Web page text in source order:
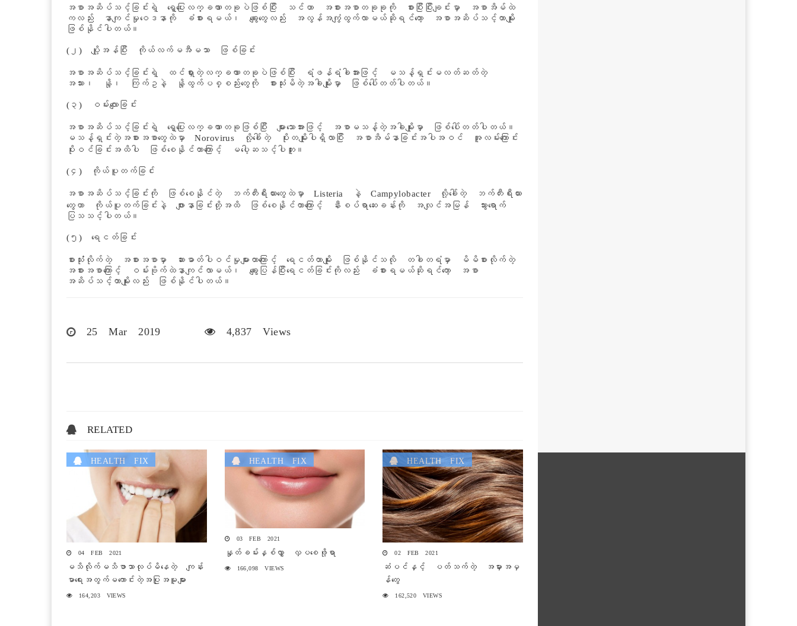
အစာအဆိပ်သင့်ခြင်းရဲ့ ရှေ့ပြေးလက္ခဏာတခုပဲဖြစ်ပြီး သင်ဟာ အစားအစာတခုခုကို စားပြီးပြီးချင်းမှာ အစာအိမ်ထဲ
ကလည်း နာကျင်မှုဝေဒနာကို ခံစားရမယ်၊ ချွေးတွေလည်း အလွန်အကျွံထွက်လာမယ်ဆိုရင်တော့ အစာအဆိပ်သင့်တာမျိုး
ဖြစ်နိုင်ပါတယ်။
(၂) ပျို့အန်ပြီး ကိုယ်လက်မအီမသာ ဖြစ်ခြင်း
အစာအဆိပ်သင့်ခြင်းရဲ့ ထင်ရှားတဲ့လက္ခဏာတခုပဲဖြစ်ပြီး ရံဖန်ရံခါအားဖြင့် မသန့်ရှင်းမလတ်ဆတ်တဲ့
အသား၊ နို့၊ ကြက်ဥနဲ့ နို့ထွက်ပစ္စည်းတွေကို စားသုံးမိတဲ့အခါမျိုးမှာ ဖြစ်ပေါ်တတ်ပါတယ်။
(၃) ဝမ်းလျောခြင်း
အစာအဆိပ်သင့်ခြင်းရဲ့ ရှေ့ပြေးလက္ခဏာတခုဖြစ်ပြီး များသောအားဖြင့် အစာမသန့်တဲ့အခါမျိုးမှာ ဖြစ်ပေါ်တတ်ပါတယ်။
မသန့်ရှင်းတဲ့အစားအစာတွေထဲမှာ Norovirus လို့ခေါ်တဲ့ ပိုးတမျိုးပါရှိလာပြီး အစာအိမ်နာခြင်းအပါအဝင် အူလမ်းကြောင်း
ပိုးဝင်ခြင်းအထိပါ ဖြစ်စေနိုင်တာကြောင့် မပေါ့ဆသင့်ပါဘူး။
(၄) ကိုယ်ပူတက်ခြင်း
အစာအဆိပ်သင့်ခြင်းကို ဖြစ်စေနိုင်တဲ့ ဘက်တီးရီးယားတွေထဲမှာ Listeria နဲ့ Campylobacter လို့ခေါ်တဲ့ ဘက်တီးရီးယား
တွေဟာ ကိုယ်ပူတက်ခြင်းနဲ့ ဖျားနာခြင်းတို့အထိ ဖြစ်စေနိုင်တာကြောင့် နီးစပ်ရာဆေးခန်းကို အလျင်အမြန် သွားရောက်
ပြသသင့်ပါတယ်။
(၅) ရေငတ်ခြင်း
စားသုံံးလိုက်တဲ့ အစားအစာမှာ ဆားဓာတ်ပါဝင်မှုများတာကြောင့် ရေငတ်တာမျိုး ဖြစ်နိုင်သလို တခါတရံမှာ မိမိစားလိုက်တဲ့
အစားအစာကြောင့် ဝမ်းဗိုက်ထဲနာကျင်လာမယ်၊ ချွေးပြန်ပြီးရေငတ်ခြင်းကိုလည်း ခံစားရမယ်ဆိုရင်တော့ အစာ
အဆိပ်သင့်တာမျိုးလည်း ဖြစ်နိုင်ပါတယ်။
25 Mar 2019 4,837 Views
RELATED
HEALTH FIX
04 FEB 2021
မသိလိုက်မသိဖာသာလုပ်မိနေတဲ့ ကျန်း
မာရေးအတွက်မကောင်းတဲ့အပြုအမူများ
164,203 VIEWS
HEALTH FIX
03 FEB 2021
နှုတ်ခမ်းနှစ်လွှာ လှပစေဖို့ရာ
166,098 VIEWS
HEALTH FIX
02 FEB 2021
ဆံပင်နှင့် ပတ်သက်တဲ့ အမှားအမှ
န်တွေ
162,520 VIEWS